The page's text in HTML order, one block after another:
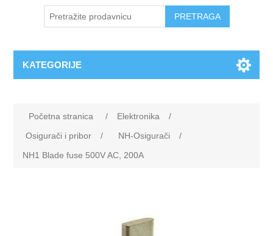
KATEGORIJE
Početna stranica / Elektronika
/
Osigurači i pribor
/ NH-Osigurači
/
NH1 Blade fuse 500V AC, 200A